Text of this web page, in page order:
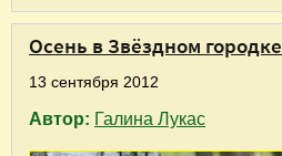
Осень в Звёздном городке
13 сентября 2012
Автор: Галина Лукас